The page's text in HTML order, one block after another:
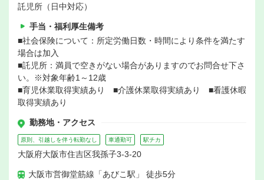
託児所（日中対応）
手当・福利厚生備考
■社会保険について：所定労働日数・時間により条件を満たす
場合は加入
■託児所：満員で空きがない場合がありますのでお問合せ下さ
い。※対象年齢1～12歳
■育児休業取得実績あり ■介護休業取得実績あり ■看護休暇
取得実績あり
勤務地・アクセス
原則、引越しを伴う転勤なし 車通勤可 駅チカ
大阪府大阪市住吉区我孫子3-3-20
大阪市営御堂筋線「あびこ駅」 徒歩5分